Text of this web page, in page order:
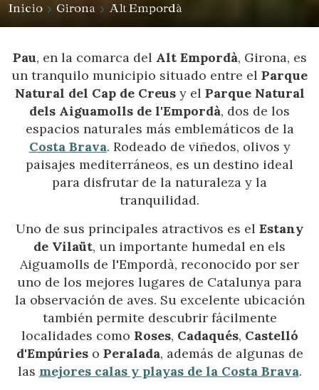
Inicio Girona Alt Empordà
Pau, en la comarca del Alt Empordà, Girona, es
un tranquilo municipio situado entre el Parque
Natural del Cap de Creusy el Parque Natural
dels Aiguamolls de l'Empordà, dos de los
espacios naturales más emblemáticos de la
Costa Brava. Rodeado de viñedos, olivos y
paisajes mediterráneos, es un destino ideal
para disfrutar de la naturaleza y la
tranquilidad.
Uno de sus principales atractivos es el Estany
de Vilaüt, un importante humedal en els
Aiguamolls de l'Empordà, reconocido por ser
uno de los mejores lugares de Catalunya para
la observación de aves. Su excelente ubicación
también permite descubrir fácilmente
localidades como Roses, Cadaqués, Castelló
d'Empúrieso Peralada, además de algunas de
las mejores calas y playas de la Costa Brava.